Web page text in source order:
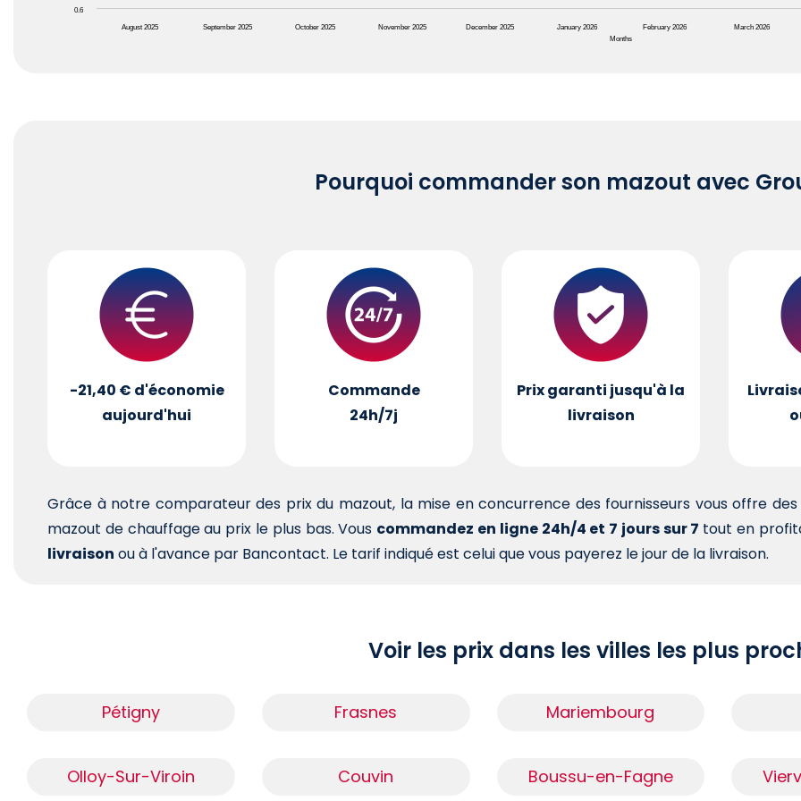
Months
August 2025 September 2025 October 2025 November 2025 December 2025 January 2026 February 2026 March 2026
0.6
Pourquoi commander son mazout avec
-21,40 € d'économie
aujourd'hui
Commande
24h/7j
Prix garanti jusqu'à la
livraison
Grâce à notre comparateur des prix du mazout, la mise en concurrence des fournisseurs vous offre
mazout de chauffage au prix le plus bas. Vous commandez en ligne 24h/4 et 7 jours sur 7 tout en
livraison ou à l'avance par Bancontact. Le tarif indiqué est celui que vous payerez le jour de la livraison.
Voir les prix dans les villes les plus
Pétigny Frasnes Mariembourg
Olloy-Sur-Viroin Couvin Boussu-en-Fagne